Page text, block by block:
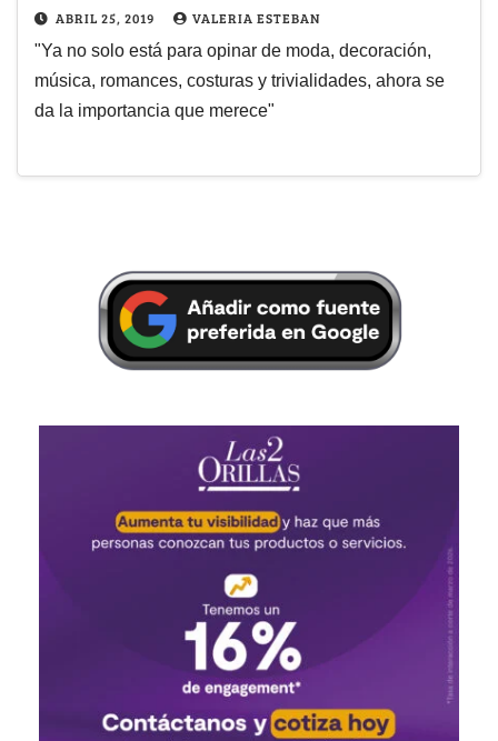
ABRIL 25, 2019 VALERIA ESTEBAN
"Ya no solo está para opinar de moda, decoración,
música, romances, costuras y trivialidades, ahora se
da la importancia que merece"